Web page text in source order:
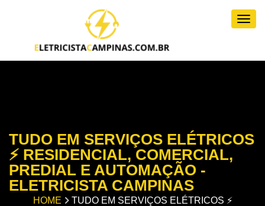
TUDO EM SERVIÇOS ELÉTRICOS
⚡ RESIDENCIAL, COMERCIAL,
PREDIAL E AUTOMAÇÃO -
ELETRICISTA CAMPINAS
HOME
TUDO EM SERVIÇOS ELÉTRICOS ⚡